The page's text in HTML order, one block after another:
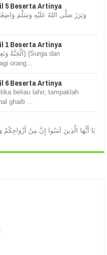
5 Beserta Artinya
وَبَرَزَ صَلَّى اللهُ عَلَيْهِ وَسَلَّمَ
1 Beserta Artinya
orang...
6 Beserta Artinya
ghaib ...